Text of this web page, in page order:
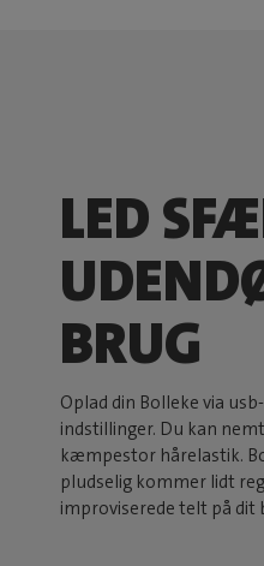
LED
BRUG
Oplad din Bolleke via
indstillinger. Du kan
kæmpestor hårelastik.
pludselig kommer lidt
improviserede telt på dit